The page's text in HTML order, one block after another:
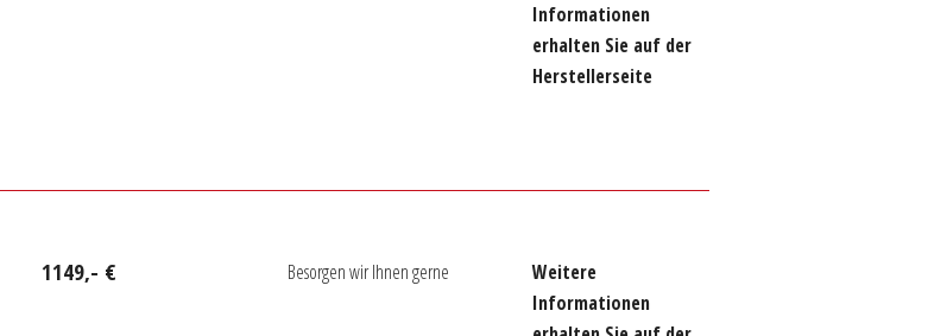
Informationen
erhalten Sie auf der
Herstellerseite
1149,- € Besorgen wir Ihnen gerne
Weitere
Informationen